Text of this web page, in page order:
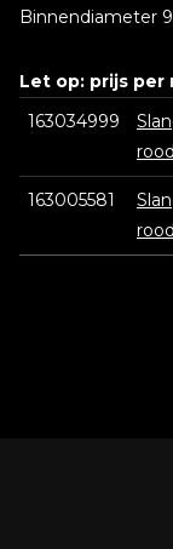
Binnendiameter
Let op: prijs per
163034999
163005581